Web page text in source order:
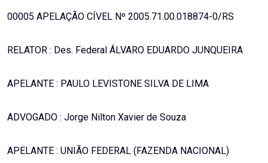
00005 APELAÇÃO CÍVEL Nº 2005.71.00.018874-0/RS
RELATOR : Des. Federal ÁLVARO EDUARDO JUNQUEIRA
APELANTE : PAULO LEVISTONE SILVA DE LIMA
ADVOGADO : Jorge Nilton Xavier de Souza
APELANTE : UNIÃO FEDERAL (FAZENDA NACIONAL)